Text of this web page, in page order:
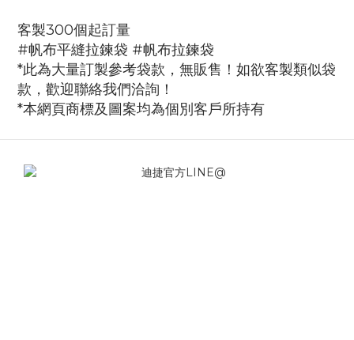
客製300個起訂量
#帆布平縫拉鍊袋 #帆布拉鍊袋
*此為大量訂製參考袋款，無販售！如欲客製類似袋
款，歡迎聯絡我們洽詢！
*本網頁商標及圖案均為個別客戶所持有